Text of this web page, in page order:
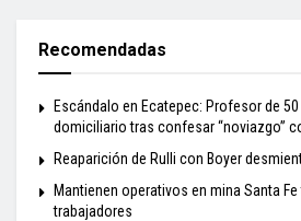
Recomendadas
Escándalo en Ecatepec: Profesor de
domiciliario tras confesar “noviazgo”
Reaparición de Rulli con Boyer
Mantienen operativos en mina Santa
trabajadores